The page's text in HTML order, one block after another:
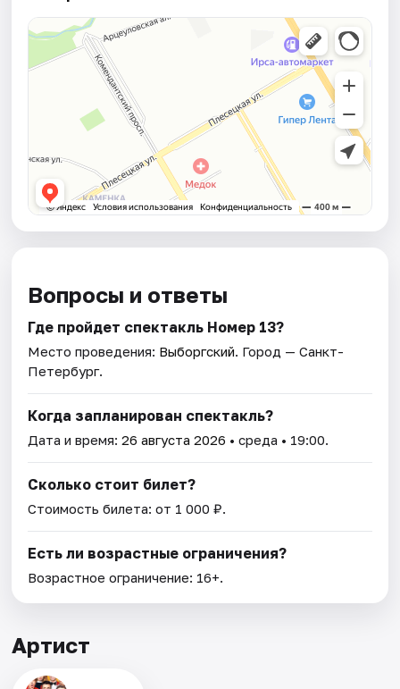
Вопросы и ответы
Где пройдет спектакль Номер 13?
Место проведения: Выборгский. Город — Санкт-
Петербург.
Когда запланирован спектакль?
Дата и время:26 августа 2026 • среда • 19:00.
Сколько стоит билет?
Стоимость билета: от 1 000 ₽.
Есть ли возрастные ограничения?
Возрастное ограничение: 16+.
Артист